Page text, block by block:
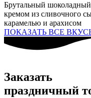
Брутальный
кремом из сливочного
карамелью и арахисом
ПОКАЗАТЬ ВСЕ
Заказать
праздничный